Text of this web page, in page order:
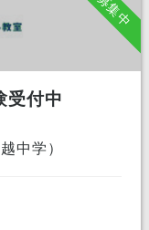
募集中
受付中
中学）